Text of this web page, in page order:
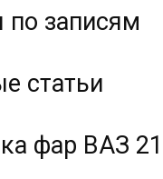
по записям
статьи
фар ВАЗ